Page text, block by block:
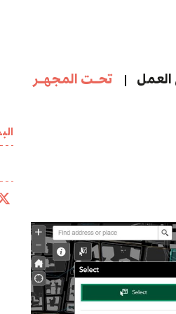
تحـت المجهـر